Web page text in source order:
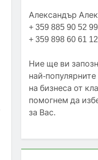
Александър
+ 359 885 90 52 99
+ 359 898 60 61 12
Ние ще ви
най-
на бизнеса от
помогнем да
за Вас.